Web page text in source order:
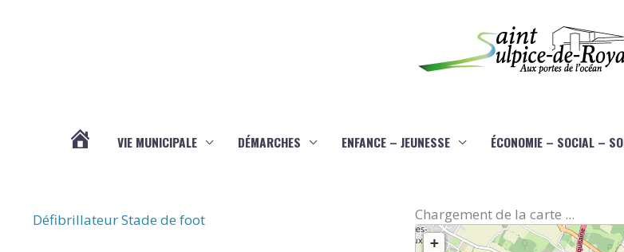
VIE MUNICIPALE DÉMARCHES ENFANCE – JEUNESSE ÉCONOMIE – SOCIAL –
Défibrillateur Stade de foot Chargement de la carte ...
+